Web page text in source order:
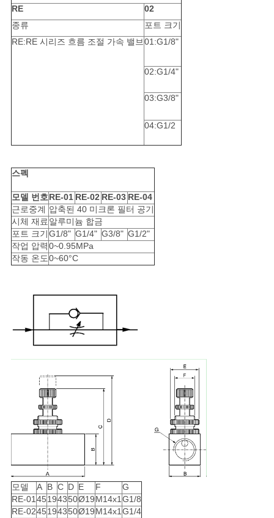
사
이
POLICY
RE
02
종류
포트 크기
RE:RE 시리즈 흐름 조절 가속 밸브01:G1/8"
02:G1/4"
03:G3/8"
04:G1/2
스펙
모델 번호RE-01 RE-02 RE-03 RE-04
근로중계 압축된 40 미크론 필터 공기
시체 재료알루미늄 합금
포트 크기G1/8" G1/4" G3/8" G1/2"
작업 압력0~0.95MPa
작동 온도0~60°C
모델 A B C D E F
G
RE-01 45194350Ø19M14x1 G1/8
RE-0245194350Ø19M14x1 G1/4